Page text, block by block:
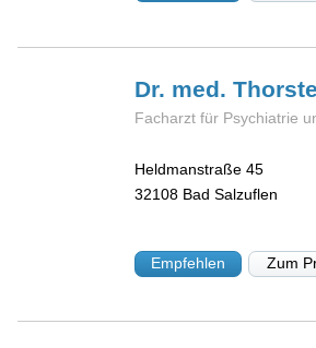
Dr. med.
Facharzt für Psychiatrie
Heldmanstraße 45
32108 Bad Salzuflen
Empfehlen Zum